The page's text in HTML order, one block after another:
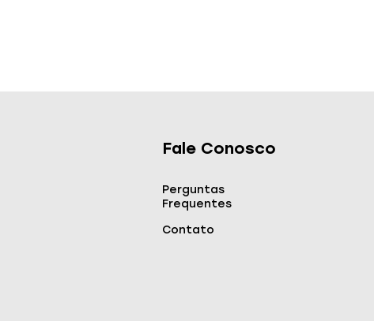
Fale Conosco
Perguntas
Frequentes
Contato